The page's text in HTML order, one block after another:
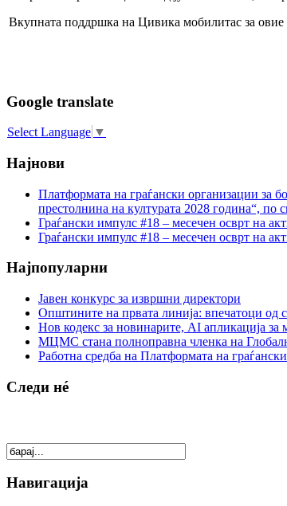
Вкупната поддршка на Цивика мобилитас за
Google translate
Select Language ▼
Најнови
Платформата на граѓански организации за
престолнина на културата 2028 година“, по
Граѓански импулс #18 – месечен осврт на
Граѓански импулс #18 – месечен осврт на
Најпопуларни
Јавен конкурс за извршни директори
Општините на првата линија: впечатоци од
Нов кодекс за новинарите, AI апликација
МЦМС стана полноправна членка на
Работна средба на Платформата на
Следи нé
Навигација